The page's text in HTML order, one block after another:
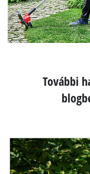
További